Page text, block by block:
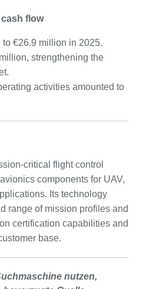
flow
€26.9 million in 2025.
strengthening the
activities amounted to
critical flight control
components for UAV,
Its technology
range of mission profiles and
certification capabilities and
base.
nutzen,